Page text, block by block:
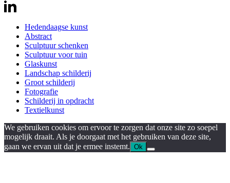
Hedendaagse kunst
Abstract
Sculptuur schenken
Sculptuur voor tuin
Glaskunst
Landschap schilderij
Groot schilderij
Fotografie
Schilderij in opdracht
Textielkunst
We gebruiken cookies om ervoor te zorgen dat onze site zo soepel
mogelijk draait. Als je doorgaat met het gebruiken van deze site,
gaan we ervan uit dat je ermee instemt. Ok